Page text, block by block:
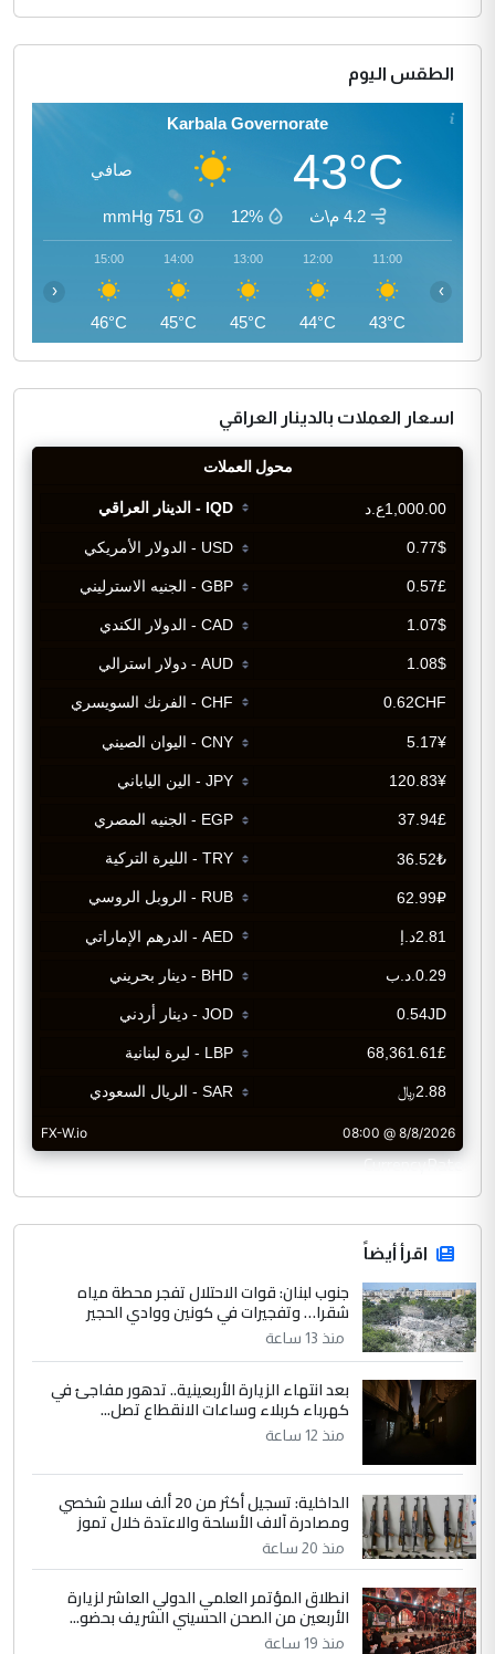
الطقس اليوم
Karbala Governorate
43°C صافي
4.2 م\ث 12%
751
mmHg
11:00
43°C
12:00
44°C
13:00
45°C
14:00
45°C
15:00
46°C
‹ ›
اسعار العملات بالدينار العراقي
CurrencyRate
اقرأ أيضاً
جنوب لبنان: قوات الاحتلال تفجر محطة مياه
شقرا… وتفجيرات في كونين ووادي الحجير
منذ 13 ساعة
بعد انتهاء الزيارة الأربعينية.. تدهور مفاجئ في
كهرباء كربلاء وساعات الانقطاع تصل...
منذ 12 ساعة
الداخلية: تسجيل أكثر من 20 ألف سلاح شخصي
ومصادرة آلاف الأسلحة والاعتدة خلال تموز
منذ 20 ساعة
انطلاق المؤتمر العلمي الدولي العاشر لزيارة
الأربعين من الصحن الحسيني الشريف بحضو...
منذ 19 ساعة